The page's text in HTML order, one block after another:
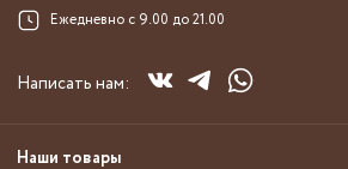
Ежедневно с 9.00 до 21.00
Написать нам:
Наши товары